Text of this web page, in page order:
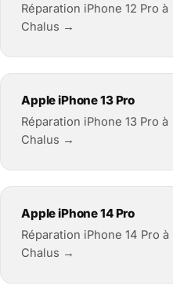
Réparation iPhone 12 Pro à
Chalus →
Apple iPhone 13 Pro
Réparation iPhone 13 Pro à
Chalus →
Apple iPhone 14 Pro
Réparation iPhone 14 Pro à
Chalus →